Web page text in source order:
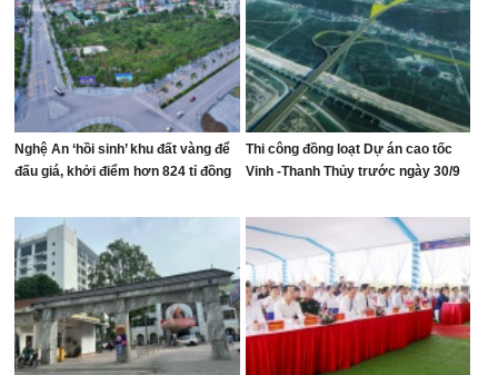
Nghệ An ‘hồi sinh’ khu đất vàng để
đấu giá, khởi điểm hơn 824 tỉ đồng
Thi công đồng loạt Dự án cao tốc
Vinh -Thanh Thủy trước ngày 30/9